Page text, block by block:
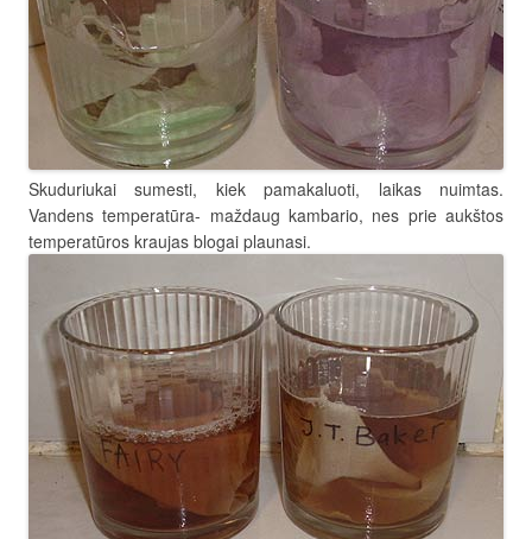
Skuduriukai sumesti, kiek pamakaluoti, laikas nuimtas.
Vandens temperatūra- maždaug kambario, nes prie aukštos
temperatūros kraujas blogai plaunasi.